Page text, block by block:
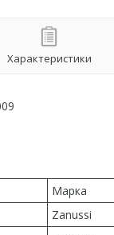
Характеристики
Марка
Zanussi